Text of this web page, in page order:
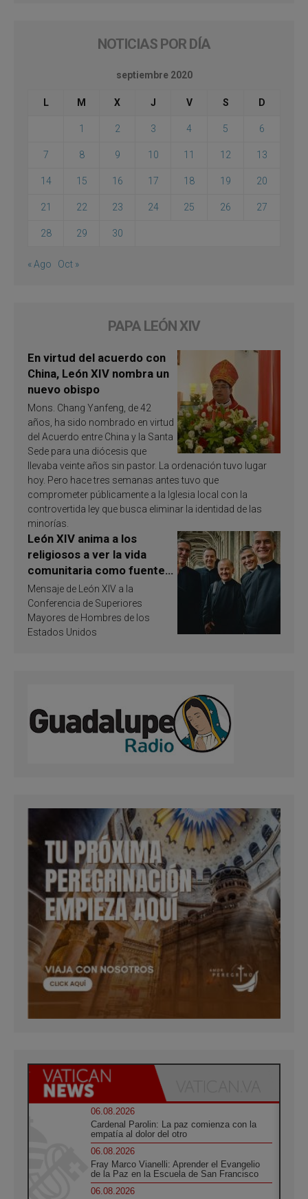
NOTICIAS POR DÍA
septiembre 2020
L M X J V S D
1 2 3 4 5 6
7 8 9 10 11 12 13
14 15 16 17 18 19 20
21 22 23 24 25 26 27
28 29 30
« Ago Oct »
PAPA LEÓN XIV
En virtud del acuerdo con
China, León XIV nombra un
nuevo obispo
Mons. Chang Yanfeng, de 42
años, ha sido nombrado en virtud
del Acuerdo entre China y la Santa
Sede para una diócesis que
llevaba veinte años sin pastor. La ordenación tuvo lugar
hoy. Pero hace tres semanas antes tuvo que
comprometer públicamente a la Iglesia local con la
controvertida ley que busca eliminar la identidad de las
minorías.
León XIV anima a los
religiosos a ver la vida
comunitaria como fuente
de inspiración y
santificación
Mensaje de León XIV a la
Conferencia de Superiores
Mayores de Hombres de los
Estados Unidos
06.08.2026
Cardenal Parolin: La paz comienza con la
empatía al dolor del otro
06.08.2026
Fray Marco Vianelli: Aprender el Evangelio
de la Paz en la Escuela de San Francisco
06.08.2026